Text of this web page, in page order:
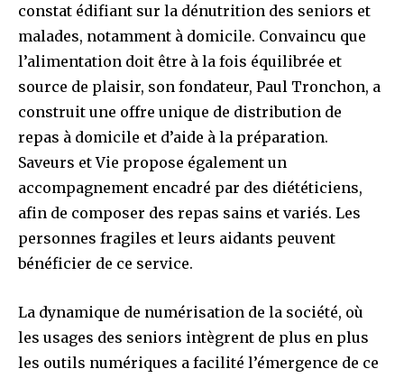
constat édifiant sur la dénutrition des seniors et
malades, notamment à domicile. Convaincu que
l’alimentation doit être à la fois équilibrée et
source de plaisir, son fondateur, Paul Tronchon, a
construit une offre unique de distribution de
repas à domicile et d’aide à la préparation.
Saveurs et Vie propose également un
accompagnement encadré par des diététiciens,
afin de composer des repas sains et variés. Les
personnes fragiles et leurs aidants peuvent
bénéficier de ce service.
La dynamique de numérisation de la société, où
les usages des seniors intègrent de plus en plus
les outils numériques a facilité l’émergence de ce